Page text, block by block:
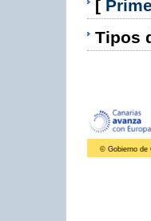
[
Tipos
© Gobierno de